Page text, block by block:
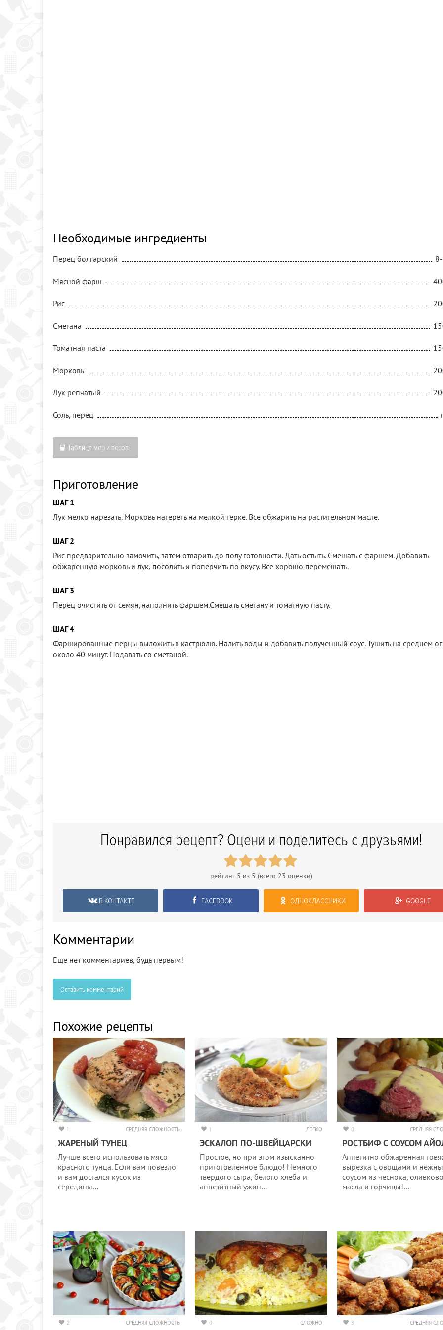
Необходимые ингредиенты
Перец болгарский
Мясной фарш
Рис
Сметана
Томатная паста
Морковь
Лук репчатый
Соль, перец
Таблица мер и весов
Приготовление
ШАГ 1
Лук мелко нарезать. Морковь натереть на мелкой терке. Все обжарить на растительном масле.
ШАГ 2
Рис предварительно замочить, затем отварить до полу готовности. Дать остыть. Смешать с фаршем. Добавить
обжаренную морковь и лук, посолить и поперчить по вкусу. Все хорошо перемешать.
ШАГ 3
Перец очистить от семян,наполнить фаршем.Смешать сметану и томатную пасту.
ШАГ 4
Фаршированные перцы выложить в кастрюлю. Налить воды и добавить полученный соус. Тушить на среднем
около 40 минут. Подавать со сметаной.
Понравился рецепт? Оцени и поделитесь с друзьями!
рейтинг 5 из 5 (всего 23 оценки)
В КОНТАКТЕ FACEBOOK ОДНОКЛАССНИКИ GOOGLE
Комментарии
Еще нет комментариев, будь первым!
Оставить комментарий
Похожие рецепты
1 СРЕДНЯЯ СЛОЖНОСТЬ
ЖАРЕНЫЙ ТУНЕЦ
Лучше всего использовать мясо
красного тунца. Если вам повезло
и вам достался кусок из
середины…
1 ЛЕГКО
ЭСКАЛОП ПО-ШВЕЙЦАРСКИ
Простое, но при этом изысканно
приготовленное блюдо! Немного
твердого сыра, белого хлеба и
аппетитный ужин…
0 СРЕДНЯЯ
РОСТБИФ С СОУСОМ
Аппетитно обжаренная
вырезка с овощами и
соусом из чеснока,
масла и горчицы!…
2 СРЕДНЯЯ СЛОЖНОСТЬ 0 СЛОЖНО 3 СРЕДНЯЯ